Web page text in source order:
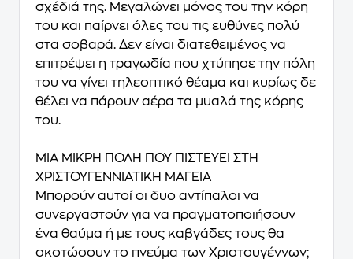
σχέδιά της. Μεγαλώνει μόνος του την κόρη
του και παίρνει όλες του τις ευθύνες πολύ
στα σοβαρά. Δεν είναι διατεθειμένος να
επιτρέψει η τραγωδία που χτύπησε την πόλη
του να γίνει τηλεοπτικό θέαμα και κυρίως δε
θέλει να πάρουν αέρα τα μυαλά της κόρης
του.
ΜΙΑ ΜΙΚΡΗ ΠΟΛΗ ΠΟΥ ΠΙΣΤΕΥΕΙ ΣΤΗ
ΧΡΙΣΤΟΥΓΕΝΝΙΑΤΙΚΗ ΜΑΓΕΙΑ
Μπορούν αυτοί οι δυο αντίπαλοι να
συνεργαστούν για να πραγματοποιήσουν
ένα θαύμα ή με τους καβγάδες τους θα
σκοτώσουν το πνεύμα των Χριστουγέννων;